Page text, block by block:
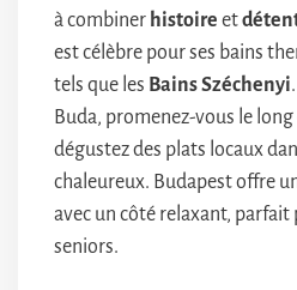
à combiner histoire et
est célèbre pour ses bains
tels que les Bains Széchenyi
Buda, promenez-vous le
dégustez des plats locaux
chaleureux. Budapest offre
avec un côté relaxant, parfait
seniors.